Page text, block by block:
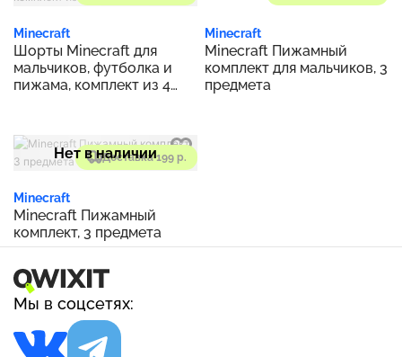
Minecraft
Шорты Minecraft для
мальчиков, футболка и
пижама, комплект из 4
Minecraft
Minecraft Пижамный
комплект для мальчиков, 3
предмета
Доставка 199 р.
Нет в наличии
Minecraft
Minecraft Пижамный
комплект, 3 предмета
Мы в соцсетях: